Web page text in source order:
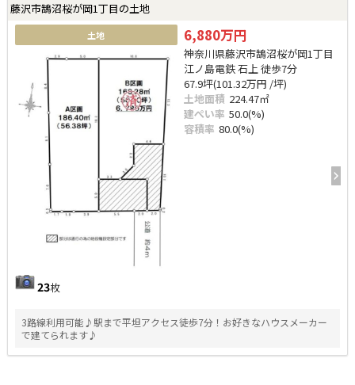
藤沢市鵠沼桜が岡1丁目の土地
土地
23枚
6,880万円
神奈川県藤沢市鵠沼桜が岡1丁目
江ノ島電鉄 石上 徒歩7分
67.9坪(101.32万円 /坪)
土地面積 224.47㎡
建ぺい率 50.0(%)
容積率 80.0(%)
3路線利用可能♪駅まで平坦アクセス徒歩7分！お好きなハウスメーカー
で建てられます♪